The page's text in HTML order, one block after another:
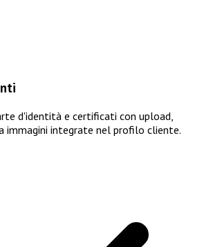
d'identità e certificati con upload,
immagini integrate nel profilo cliente.